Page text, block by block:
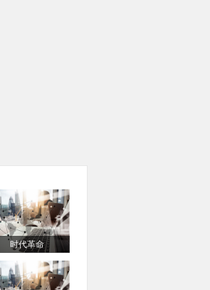
时代革命
Connor,Clark...